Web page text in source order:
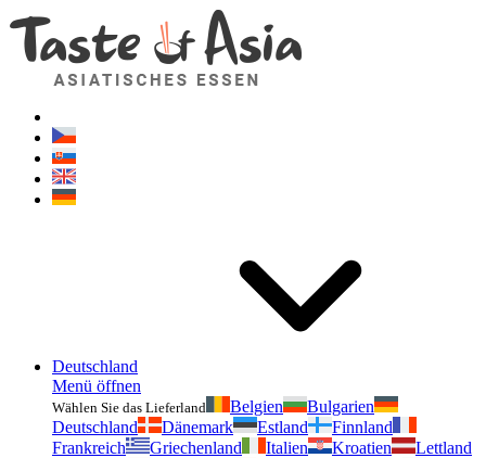
Deutschland
Menü öffnen
Wählen Sie das Lieferland Belgien
Bulgarien
Deutschland
Dänemark Estland
Finnland
Frankreich
Griechenland Italien Kroatien
Lettland
Geschmackvonasien.de
Zögern Sie nicht zu fragen. Ich bin für Sie da!